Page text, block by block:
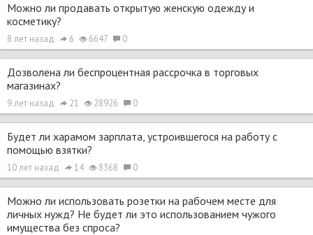
Можно ли продавать открытую женскую одежду и
косметику?
8 лет назад 6 6647 0
Дозволена ли беспроцентная рассрочка в торговых
магазинах?
9 лет назад 21 28926 0
Будет ли харамом зарплата, устроившегося на работу с
помощью взятки?
10 лет назад 14 8368 0
Можно ли использовать розетки на рабочем месте для
личных нужд? Не будет ли это использованием чужого
имущества без спроса?